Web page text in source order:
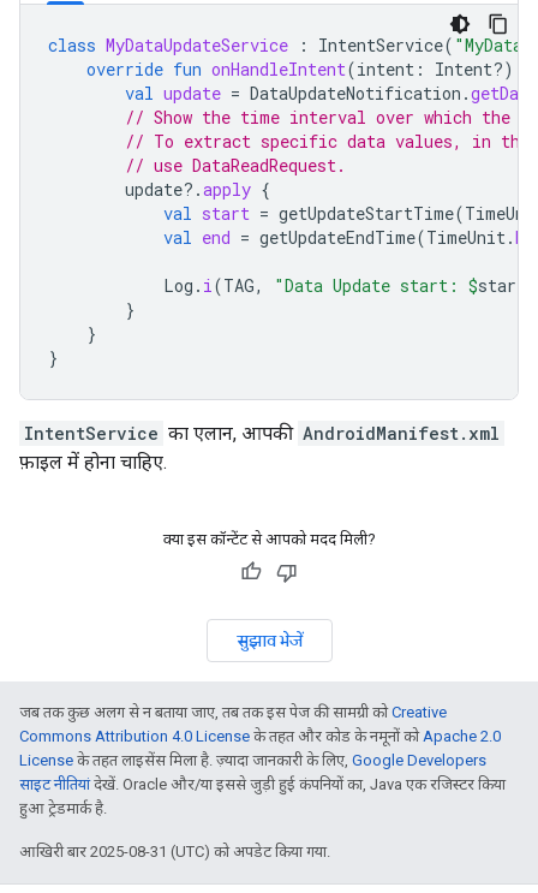
class MyDataUpdateService : IntentService(
override fun onHandleIntent(intent : Intent?)
val update = DataUpdateNotification .
// Show the time interval over which the
// To extract specific data values, in
// use DataReadRequest.
update?.apply {
val start = getUpdateStartTime(
val end = getUpdateEndTime(TimeUnit.
Log . i(TAG, "Data Update start: $start
}
}
}
IntentService का एलान, आपकी AndroidManifest.xml
फ़ाइल में होना चाहिए.
क्या इस कॉन्टेंट से आपको मदद मिली?
सुझाव भेजें
जब तक कुछ अलग से न बताया जाए, तब तक इस पेज की सामग्री कोCreative
Commons Attribution 4.0 License के तहत और कोड के नमूनों कोApache 2.0
License के तहत लाइसेंस मिला है. ज़्यादा जानकारी के लिए, Google Developers
साइट नीतियांदेखें. Oracle और/या इससे जुड़ी हुई कंपनियों का, Java एक रजिस्टर किया
हुआ ट्रेडमार्क है.
आखिरी बार 2025-08-31 (UTC) को अपडेट किया गया.